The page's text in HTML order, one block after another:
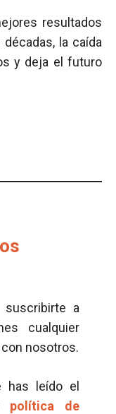
resultados
la caída
y deja el futuro
suscribirte a
cualquier
con nosotros.
has leído el
política de